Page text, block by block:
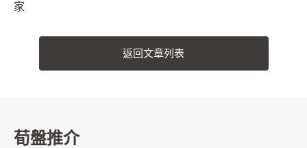
家
返回文章列表
荀盤推介